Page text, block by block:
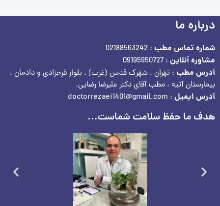
درباره ما
شماره تماس مطب : 02188563242
مشاوره آنلاین : 09195950727
آدرس مطب : تهران ، شهرک قدس (غرب) ، بلوار فرحزادی و دادمان ،
بیمارستان آتیه ، مطب آقای دکتر علیرضا رضایی.
آدرس ایمیل : doctorrezaei1401@gmail.com
هدف ما حفظ سلامت شماست...